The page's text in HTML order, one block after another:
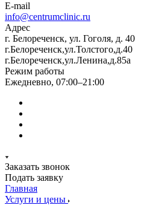
E-mail
info@centrumclinic.ru
Адрес
г. Белореченск, ул. Гоголя, д. 40
г.Белореченск,ул.Толстого,д.40
г.Белореченск,ул.Ленина,д.85а
Режим работы
Ежедневно, 07:00–21:00
Заказать звонок
Подать заявку
Главная
Услуги и цены